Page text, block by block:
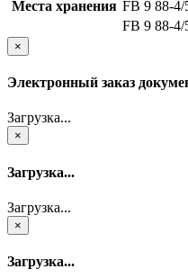
Места хранения FB 9 88-4/
FB 9 88-4/
×
Электронный заказ
Загрузка...
×
Загрузка...
Загрузка...
×
Загрузка...